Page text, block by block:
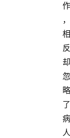
作
，
相
反
却
忽
略
了
病
人